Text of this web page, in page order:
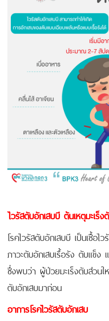
ไวรัสตับอักเสบบี ต้นเหตุมะเร็ง
โรคไวรัสตับอักเสบบี เป็นเชื้อไ
ภาวะตับอักเสบเรื้อรัง ตับแข็ง
ซึ่งพบว่า ผู้ป่วยมะเร็งตับส่วน
ตับอักเสบมาก่อน
อาการโรคไวรัสตับอักเสบ